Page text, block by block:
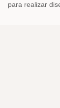
para realizar